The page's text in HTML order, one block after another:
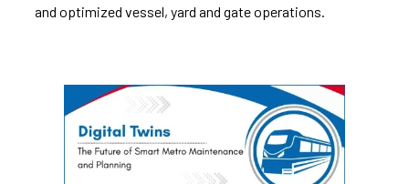
and optimized vessel, yard and gate operations.